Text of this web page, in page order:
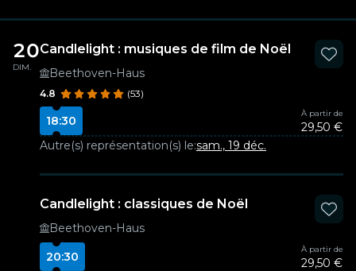
20
DIM.
Candlelight : musiques de film de Noël
Beethoven-Haus
4.8 (53)
18:30
À partir de
29,50 €
Autre(s) représentation(s) le:sam., 19 déc.
Candlelight : classiques de Noël
Beethoven-Haus
20:30
À partir de
29,50 €